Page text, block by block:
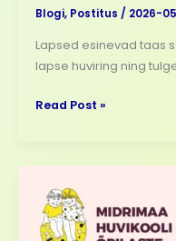
Blogi, Postitus / 2026-
Lapsed esinevad taas
lapse huviring ning
Read Post »
Kevadkontsert
2026!